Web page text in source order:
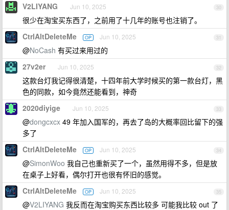
30
V2LIYANG Jun 10, 2025
很少在淘宝买东西了，之前用了十几年的账号也注销了。
31
CtrlAltDeleteMe OP Jun 10, 2025
@NoCash 有买过来用过的
32
27v2er Jun 10, 2025
这款台灯我记得很清楚，十四年前大学时候买的第一款台灯，黑
色的同款，如今竟然还能看到，神奇
33
2020diyige Jun 10, 2025
@dongcxcx 49 年加入国军的，再去了岛的大概率回比留下的强
多了
34
CtrlAltDeleteMe OP Jun 10, 2025
@SimonWoo 我自己也重新买了一个，虽然用得不多，但是放
在桌子上好看，偶尔打开也很有怀旧的感觉。
35
CtrlAltDeleteMe OP Jun 10, 2025
@V2LIYANG 我反而在淘宝购买东西比较多 可能我比较 out 了